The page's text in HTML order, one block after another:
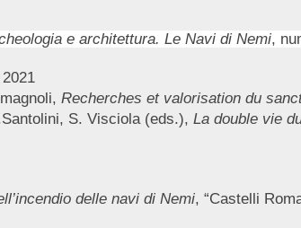
e architettura. Le Navi di Nemi,
Recherches et valorisation du
S. Visciola (eds.), La double vie
delle navi di Nemi, “Castelli